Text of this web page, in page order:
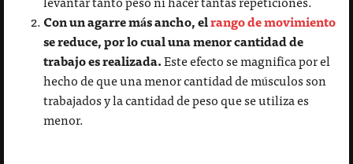
Con un agarre más ancho, elrango de movimiento
se reduce, por lo cual una menor cantidad de
trabajo es realizada.Este efecto se magnifica por el
hecho de que una menor cantidad de músculos son
trabajados y la cantidad de peso que se utiliza es
menor.